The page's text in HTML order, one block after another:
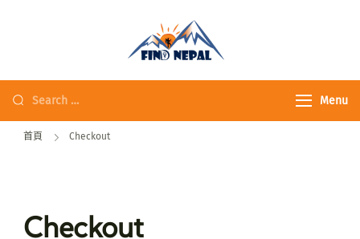
Menu
首頁 Checkout
Checkout